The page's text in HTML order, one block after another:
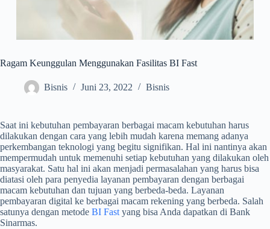
Ragam Keunggulan Menggunakan Fasilitas BI Fast
Bisnis Juni 23, 2022 Bisnis
Saat ini kebutuhan pembayaran berbagai macam kebutuhan harus
dilakukan dengan cara yang lebih mudah karena memang adanya
perkembangan teknologi yang begitu signifikan. Hal ini nantinya akan
mempermudah untuk memenuhi setiap kebutuhan yang dilakukan oleh
masyarakat. Satu hal ini akan menjadi permasalahan yang harus bisa
diatasi oleh para penyedia layanan pembayaran dengan berbagai
macam kebutuhan dan tujuan yang berbeda-beda. Layanan
pembayaran digital ke berbagai macam rekening yang berbeda. Salah
satunya dengan metode BI Fast yang bisa Anda dapatkan di Bank
Sinarmas.